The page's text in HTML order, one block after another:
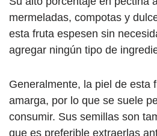
mermeladas, compotas y
esta fruta espesen sin
agregar ningún tipo de
Generalmente, la piel de esta
amarga, por lo que se suele
consumir. Sus semillas son
que es preferible extraerlas